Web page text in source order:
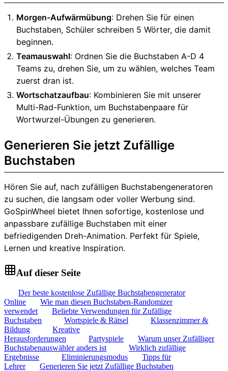
Morgen-Aufwärmübung: Drehen Sie für einen
Buchstaben, Schüler schreiben 5 Wörter, die damit
beginnen.
Teamauswahl: Ordnen Sie die Buchstaben A-D 4
Teams zu, drehen Sie, um zu wählen, welches Team
zuerst dran ist.
Wortschatzaufbau: Kombinieren Sie mit unserer
Multi-Rad-Funktion, um Buchstabenpaare für
Wortwurzel-Übungen zu generieren.
Generieren Sie jetzt Zufällige
Buchstaben
Hören Sie auf, nach zufälligen Buchstabengeneratoren
zu suchen, die langsam oder voller Werbung sind.
GoSpinWheel bietet Ihnen sofortige, kostenlose und
anpassbare zufällige Buchstaben mit einer
befriedigenden Dreh-Animation. Perfekt für Spiele,
Lernen und kreative Inspiration.
Auf dieser Seite
Der beste kostenlose Zufällige Buchstabengenerator
Online
Wie man diesen Buchstaben-Randomizer
verwendet
Beliebte Verwendungen für Zufällige
Buchstaben
Wortspiele & Rätsel
Klassenzimmer &
Bildung
Kreative
Herausforderungen
Partyspiele
Warum unser Zufälliger
Buchstabenauswähler anders ist
Wirklich zufällige
Ergebnisse
Eliminierungsmodus
Tipps für
Lehrer
Generieren Sie jetzt Zufällige Buchstaben